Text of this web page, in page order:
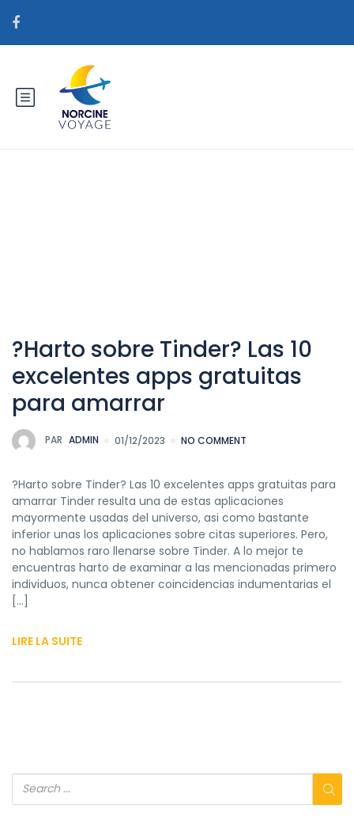
?Harto sobre Tinder? Las 10
excelentes apps gratuitas
para amarrar
PAR ADMIN 01/12/2023 NO COMMENT
?Harto sobre Tinder? Las 10 excelentes apps gratuitas para
amarrar Tinder resulta una de estas aplicaciones
mayormente usadas del universo, asi­ como bastante
inferior unas los aplicaciones sobre citas superiores. Pero,
no hablamos raro llenarse sobre Tinder. A lo mejor te
encuentras harto de examinar a las mencionadas primero
individuos, nunca obtener coincidencias indumentarias el
[…]
LIRE LA SUITE